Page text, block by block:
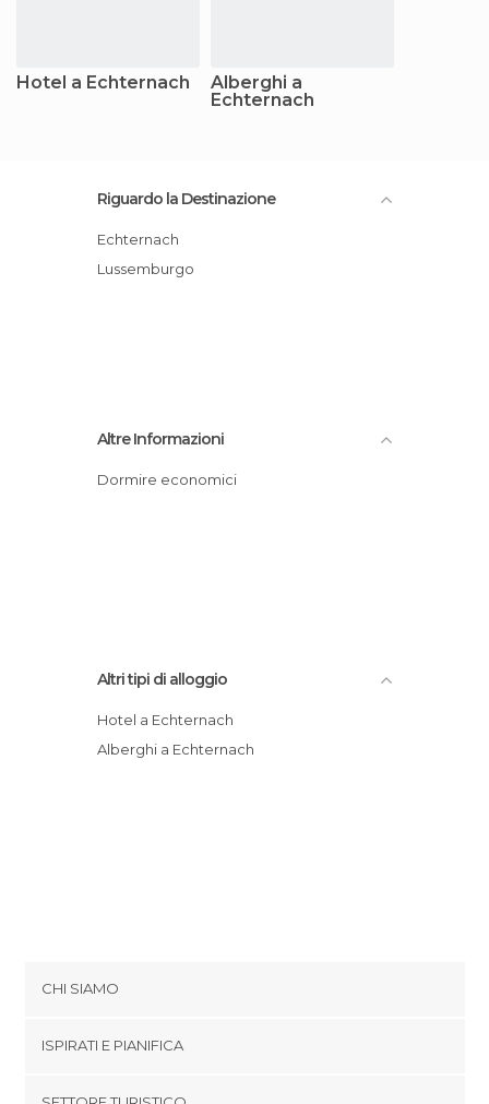
Hotel a Echternach
Alberghi a
Echternach
Riguardo la Destinazione
Echternach
Lussemburgo
Altre Informazioni
Dormire economici
Altri tipi di alloggio
Hotel a Echternach
Alberghi a Echternach
CHI SIAMO
ISPIRATI E PIANIFICA